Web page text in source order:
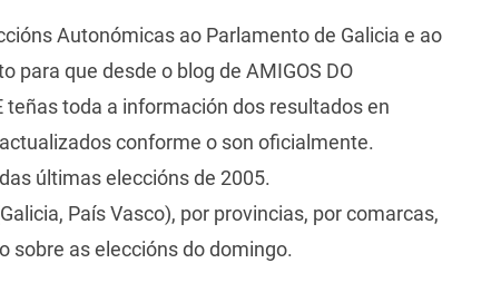
Autonómicas ao Parlamento de Galicia e ao
para que desde o blog de AMIGOS DO
teñas toda a información dos resultados en
conforme o son oficialmente.
últimas eleccións de 2005.
País Vasco), por provincias, por comarcas,
sobre as eleccións do domingo.